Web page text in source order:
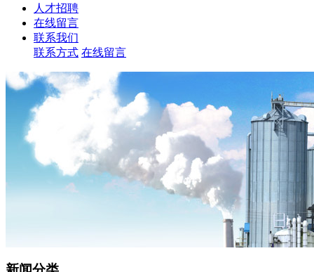
人才招聘
在线留言
联系我们
联系方式 在线留言